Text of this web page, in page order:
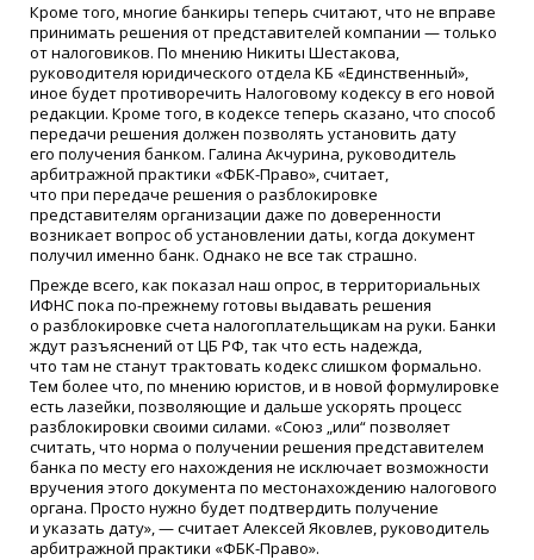
Кроме того, многие банкиры теперь считают, что не вправе
принимать решения от представителей компании — только
от налоговиков. По мнению Никиты Шестакова,
руководителя юридического отдела КБ «Единственный»,
иное будет противоречить Налоговому кодексу в его новой
редакции. Кроме того, в кодексе теперь сказано, что способ
передачи решения должен позволять установить дату
его получения банком. Галина Акчурина, руководитель
арбитражной практики «ФБК-Право», считает,
что при передаче решения о разблокировке
представителям организации даже по доверенности
возникает вопрос об установлении даты, когда документ
получил именно банк. Однако не все так страшно.
Прежде всего, как показал наш опрос, в территориальных
ИФНС пока по-прежнему готовы выдавать решения
о разблокировке счета налогоплательщикам на руки. Банки
ждут разъяснений от ЦБ РФ, так что есть надежда,
что там не станут трактовать кодекс слишком формально.
Тем более что, по мнению юристов, и в новой формулировке
есть лазейки, позволяющие и дальше ускорять процесс
разблокировки своими силами. «Cоюз „или“ позволяет
считать, что норма о получении решения представителем
банка по месту его нахождения не исключает возможности
вручения этого документа по местонахождению налогового
органа. Просто нужно будет подтвердить получение
и указать дату», — считает Алексей Яковлев, руководитель
арбитражной практики «ФБК-Право».